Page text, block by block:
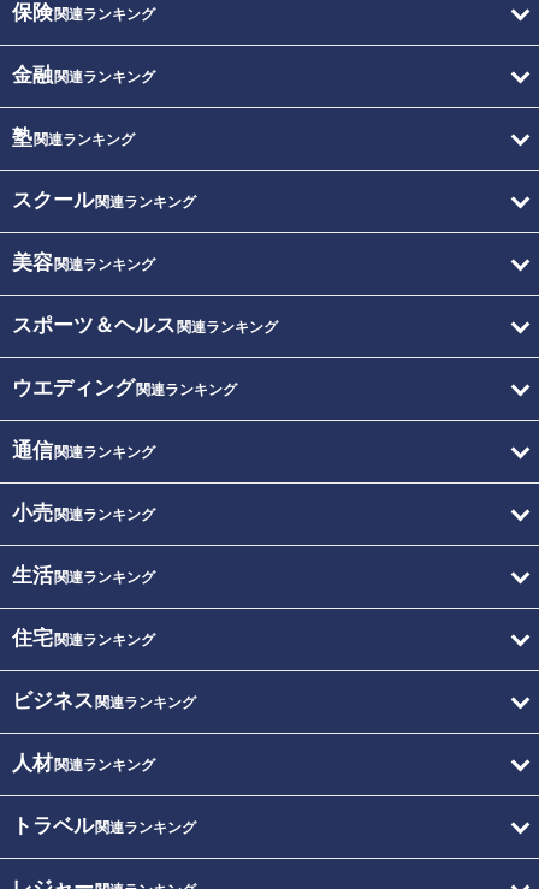
保険関連ランキング
金融関連ランキング
塾関連ランキング
スクール関連ランキング
美容関連ランキング
スポーツ＆ヘルス 関連ランキング
ウエディング関連ランキング
通信関連ランキング
小売関連ランキング
生活関連ランキング
住宅関連ランキング
ビジネス 関連ランキング
人材関連ランキング
トラベル関連ランキング